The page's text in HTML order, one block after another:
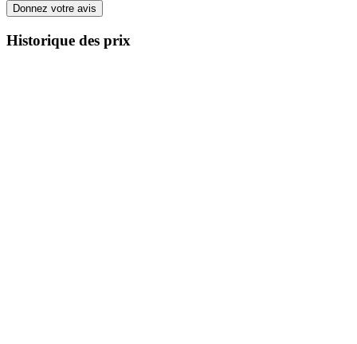
Donnez votre avis
Historique des prix